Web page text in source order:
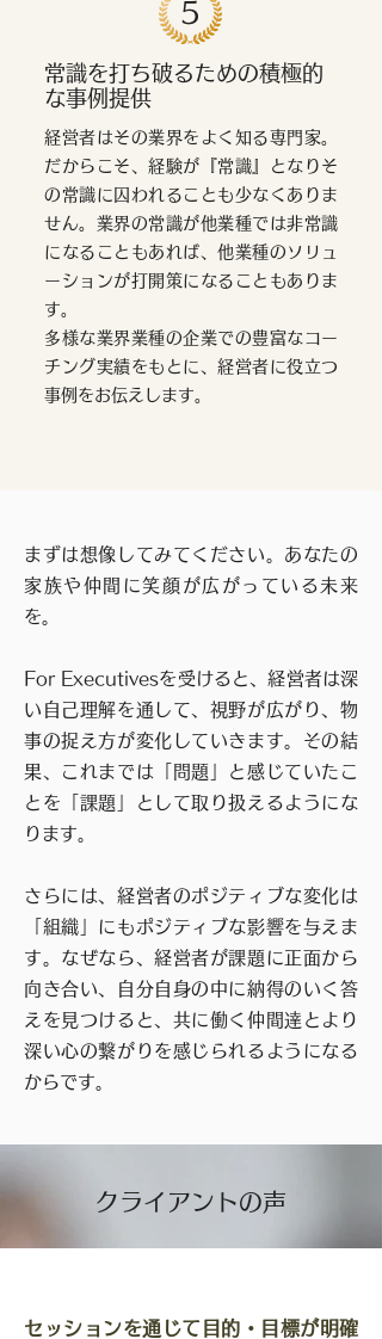
5
常識を打ち破るための積極的
な事例提供
経営者はその業界をよく知る専門家。
だからこそ、経験が『常識』となりそ
の常識に囚われることも少なくありま
せん。業界の常識が他業種では非常識
になることもあれば、他業種のソリュ
ーションが打開策になることもありま
す。
多様な業界業種の企業での豊富なコー
チング実績をもとに、経営者に役立つ
事例をお伝えします。
まずは想像してみてください。あなたの
家族や仲間に笑顔が広がっている未来
を。
For Executivesを受けると、経営者は深
い自己理解を通して、視野が広がり、物
事の捉え方が変化していきます。その結
果、これまでは「問題」と感じていたこ
とを「課題」として取り扱えるようにな
ります。
さらには、経営者のポジティブな変化は
「組織」にもポジティブな影響を与えま
す。なぜなら、経営者が課題に正面から
向き合い、自分自身の中に納得のいく答
えを見つけると、共に働く仲間達とより
深い心の繋がりを感じられるようになる
からです。
クライアントの声
セッションを通じて目的・目標が明確